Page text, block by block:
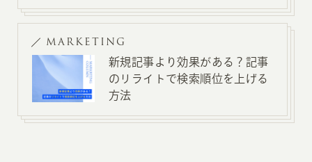
MARKETING
新規記事より効果がある？記事
のリライトで検索順位を上げる
方法